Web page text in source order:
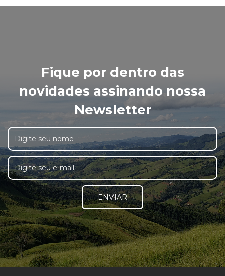
Fique por dentro das
novidades assinando nossa
Newsletter
ENVIAR